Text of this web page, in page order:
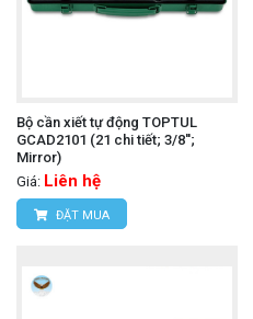
Bộ cần xiết tự động TOPTUL
GCAD2101 (21 chi tiết; 3/8'';
Mirror)
Giá: Liên hệ
ĐẶT MUA